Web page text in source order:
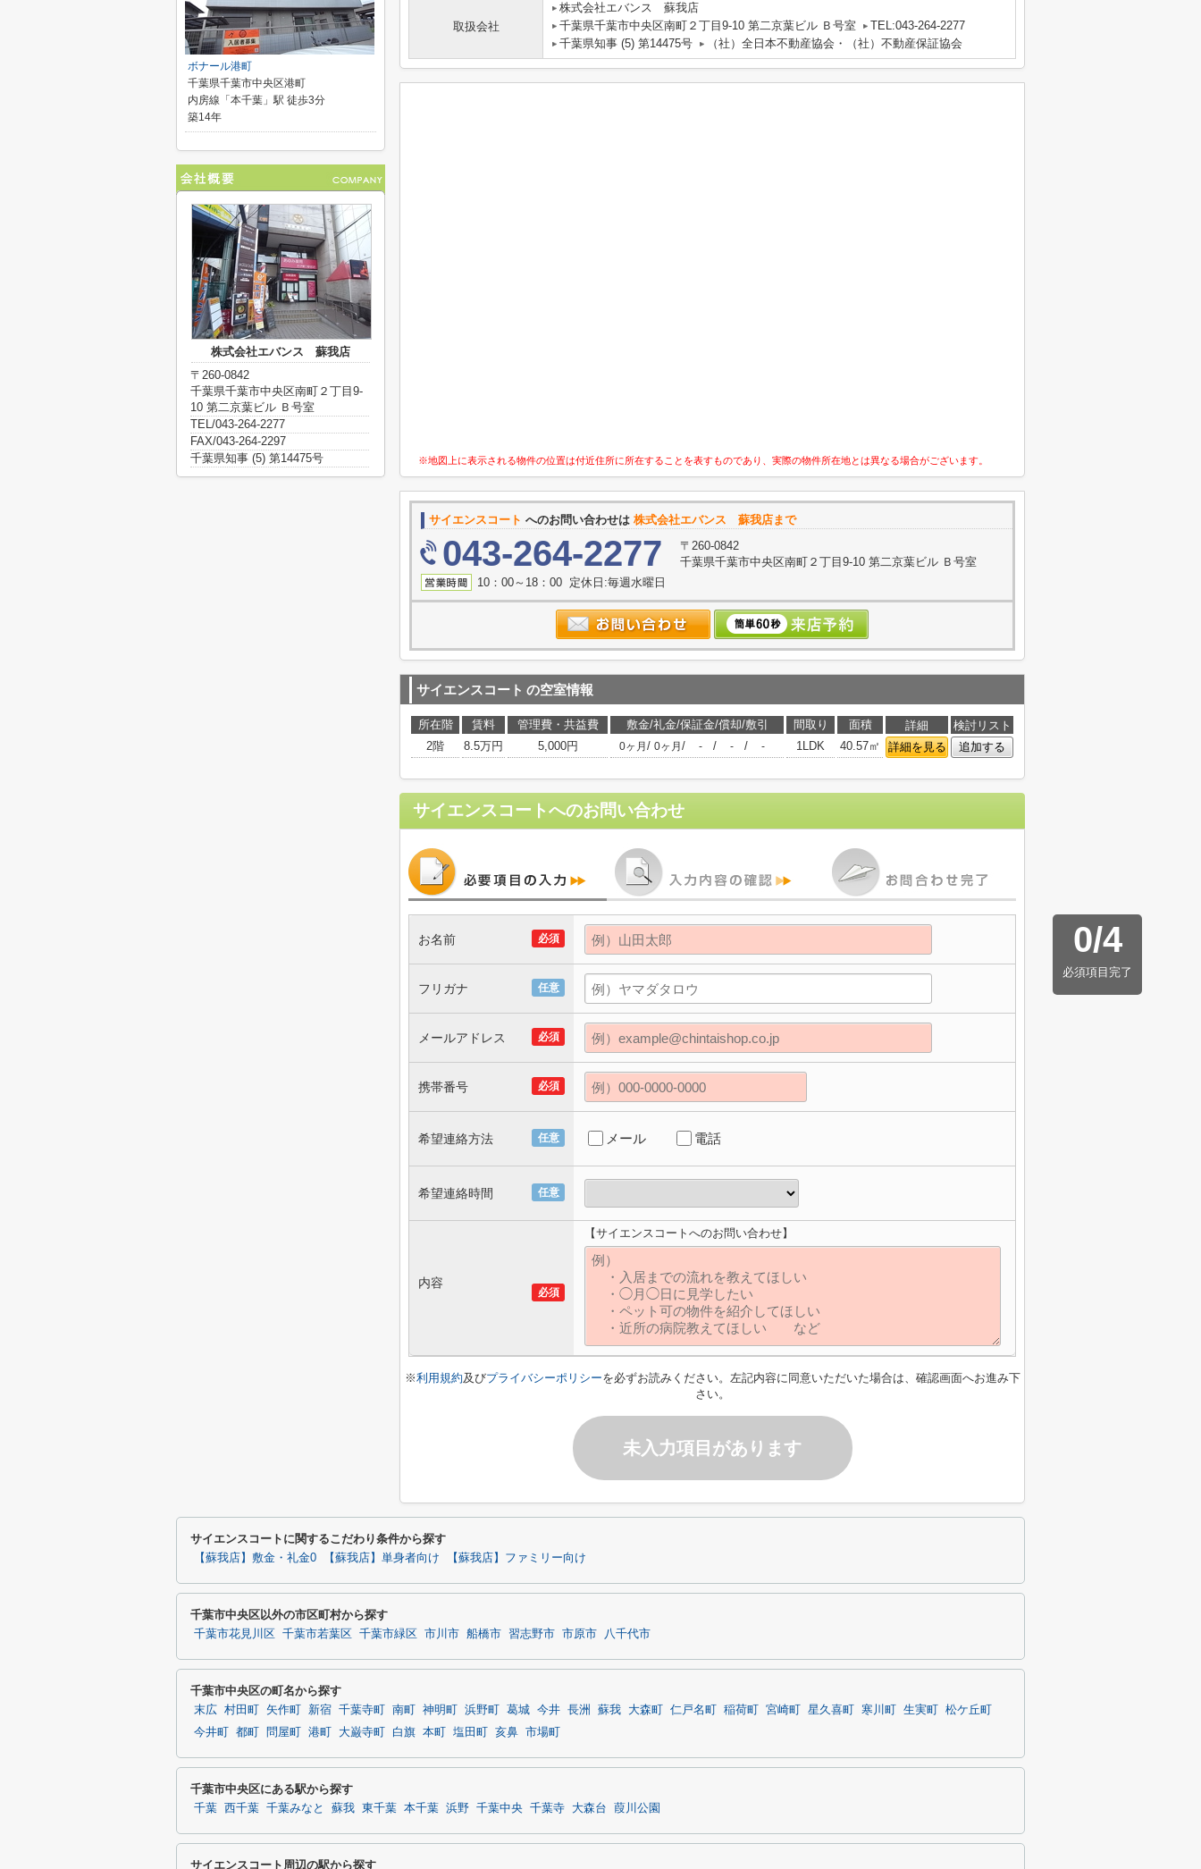
取扱会社
株式会社エバンス 蘇我店
千葉県千葉市中央区南町２丁目9-10 第二京葉ビル Ｂ号室
TEL:043-264-2277
千葉県知事 (5) 第14475号
（社）全日本不動産協会・（社）不動産保証協会
※地図上に表示される物件の位置は付近住所に所在することを表すものであり、実際の物件所在地とは異なる場合がございます。
サイエンスコート へのお問い合わせは 株式会社エバンス 蘇我店まで
043-264-2277
〒260-0842
千葉県千葉市中央区南町２丁目9-10 第二京葉ビル Ｂ号室
10：00～18：00 定休日:毎週水曜日
サイエンスコート の空室情報
所在階 賃料 管理費・共益費 敷金/礼金/保証金/償却/敷引 間取り 面積 詳細
検討リスト
2階
8.5万円 5,000円 0ヶ月 / 0ヶ月 / - / - / - 1LDK 40.57㎡ 詳細を見る 追加する
サイエンスコートへのお問い合わせ
0/4
必須項目完了
必須
お名前
任意
フリガナ
必須
メールアドレス
必須
携帯番号
任意
希望連絡方法 メール 電話
任意
希望連絡時間
必須
内容
【サイエンスコートへのお問い合わせ】
※利用規約及びプライバシーポリシーを必ずお読みください。左記内容に同意いただいた場合は、確認画面へお進み下
さい。
未入力項目があります
ボナール港町
千葉県千葉市中央区港町
内房線「本千葉」駅 徒歩3分
築14年
株式会社エバンス 蘇我店
〒260-0842
千葉県千葉市中央区南町２丁目9-
10 第二京葉ビル Ｂ号室
TEL/043-264-2277
FAX/043-264-2297
千葉県知事 (5) 第14475号
サイエンスコートに関するこだわり条件から探す
【蘇我店】敷金・礼金0 【蘇我店】単身者向け 【蘇我店】ファミリー向け
千葉市中央区以外の市区町村から探す
千葉市花見川区 千葉市若葉区 千葉市緑区 市川市 船橋市 習志野市 市原市 八千代市
千葉市中央区の町名から探す
末広 村田町 矢作町 新宿 千葉寺町 南町 神明町 浜野町 葛城 今井 長洲 蘇我 大森町 仁戸名町 稲荷町 宮崎町 星久喜町 寒川町 生実町
松ケ丘町
今井町
都町 問屋町 港町 大巌寺町 白旗 本町 塩田町 亥鼻 市場町
千葉市中央区にある駅から探す
千葉 西千葉 千葉みなと 蘇我 東千葉 本千葉 浜野 千葉中央 千葉寺 大森台 葭川公園
サイエンスコート周辺の駅から探す